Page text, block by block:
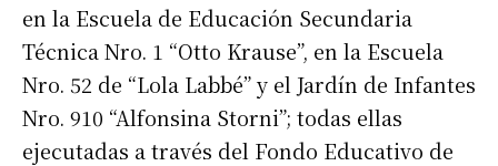
en la Escuela de Educación Secundaria
Técnica Nro. 1 “Otto Krause”, en la Escuela
Nro. 52 de “Lola Labbé” y el Jardín de Infantes
Nro. 910 “Alfonsina Storni”; todas ellas
ejecutadas a través del Fondo Educativo de